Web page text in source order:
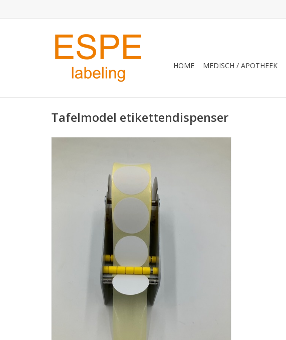
HOME MEDISCH / APOTHEEK
Tafelmodel etikettendispenser